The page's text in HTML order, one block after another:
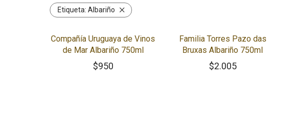
Etiqueta: Albariño
Compañía Uruguaya de Vinos
de Mar Albariño 750ml
$950
Familia Torres Pazo das
Bruxas Albariño 750ml
$2.005